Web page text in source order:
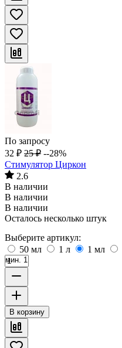
По запросу
32 ₽ 25 ₽ --28%
Стимулятор Циркон
2.6
В наличии
В наличии
В наличии
Осталось несколько штук
Выберите артикул:
50 мл
1 л 1 мл
мин. 1
В корзину